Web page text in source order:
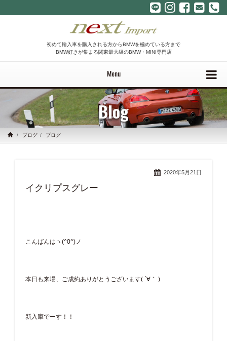
初めて輸入車を購入される方からBMWを極めている方まで
BMW好きが集まる関東最大級のBMW・MINI専門店
Menu
Blog
ブログ ブログ
2020年5月21日
イクリプスグレー
こんばんはヽ(^0^)ノ
本日も来場、ご成約ありがとうございます( ´∀｀ )
新入庫でーす！！